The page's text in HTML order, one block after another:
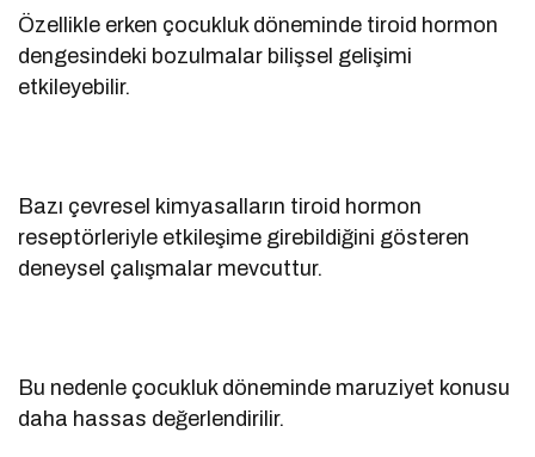
Özellikle erken çocukluk döneminde tiroid hormon
dengesindeki bozulmalar bilişsel gelişimi
etkileyebilir.
Bazı çevresel kimyasalların tiroid hormon
reseptörleriyle etkileşime girebildiğini gösteren
deneysel çalışmalar mevcuttur.
Bu nedenle çocukluk döneminde maruziyet konusu
daha hassas değerlendirilir.